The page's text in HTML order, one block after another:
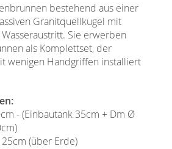
bestehend aus einer
Granitquellkugel mit
Sie erwerben
als Komplettset, der
wenigen Handgriffen installiert
- (Einbautank 35cm + Dm Ø
(über Erde)